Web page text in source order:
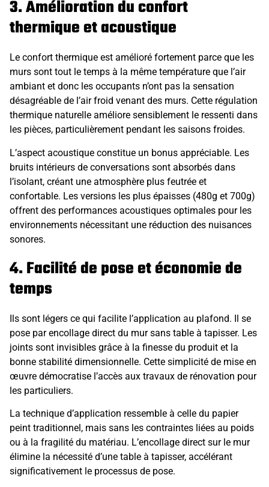
3. Amélioration du confort
thermique et acoustique
Le confort thermique est amélioré fortement parce que les
murs sont tout le temps à la même température que l’air
ambiant et donc les occupants n’ont pas la sensation
désagréable de l’air froid venant des murs. Cette régulation
thermique naturelle améliore sensiblement le ressenti dans
les pièces, particulièrement pendant les saisons froides.
L’aspect acoustique constitue un bonus appréciable. Les
bruits intérieurs de conversations sont absorbés dans
l’isolant, créant une atmosphère plus feutrée et
confortable. Les versions les plus épaisses (480g et 700g)
offrent des performances acoustiques optimales pour les
environnements nécessitant une réduction des nuisances
sonores.
4. Facilité de pose et économie de
temps
Ils sont légers ce qui facilite l’application au plafond. Il se
pose par encollage direct du mur sans table à tapisser. Les
joints sont invisibles grâce à la finesse du produit et la
bonne stabilité dimensionnelle. Cette simplicité de mise en
œuvre démocratise l’accès aux travaux de rénovation pour
les particuliers.
La technique d’application ressemble à celle du papier
peint traditionnel, mais sans les contraintes liées au poids
ou à la fragilité du matériau. L’encollage direct sur le mur
élimine la nécessité d’une table à tapisser, accélérant
significativement le processus de pose.